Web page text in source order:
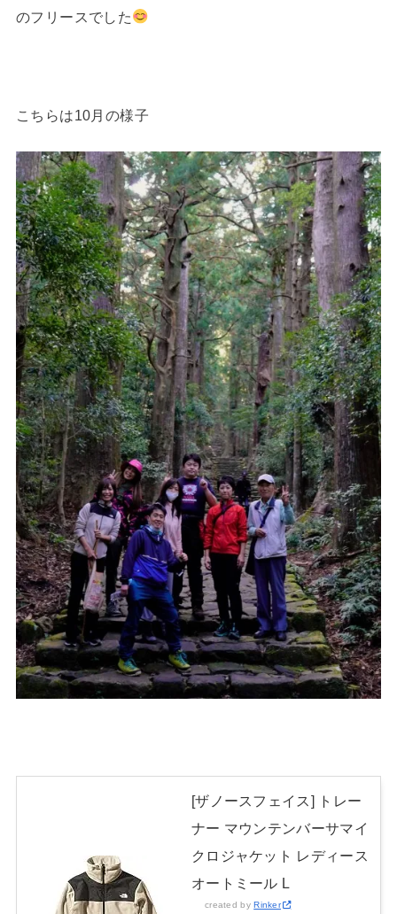
のフリースでした
こちらは10月の様子
[ザノースフェイス] トレー
ナー マウンテンバーサマイ
クロジャケット レディース
オートミール L
created byRinker